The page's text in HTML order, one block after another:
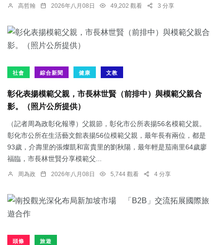
高哲翰 2026年八月08日 49,202 觀看 3 分享
社會 綜合新聞 健康 文教
彰化表揚模範父親，市長林世賢（前排中）與模範父親合
影。（照片公所提供）
（記者周為政彰化報導）父親節，彰化市公所表揚56名模範父親。
彰化市公所在生活藝文館表揚56位模範父親，最年長有兩位，都是
93歲，介壽里的張燦凱和富貴里的劉秋陽，最年輕是茄南里64歲廖
福臨，市長林世賢分享模範父...
周為政 2026年八月08日 5,744 觀看 4 分享
頭條 旅遊